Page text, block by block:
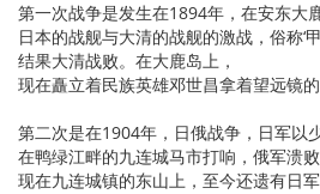
第一次战争是发生在1894年，在安东大
日本的战舰与大清的战舰的激战，俗称‘
结果大清战败。在大鹿岛上，
现在矗立着民族英雄邓世昌拿着望远镜的
第二次是在1904年，日俄战争，日军以
在鸭绿江畔的九连城马市打响，俄军溃败
现在九连城镇的东山上，至今还遗有日军